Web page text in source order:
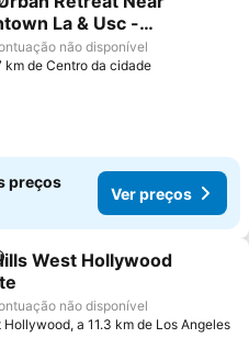
aos favoritos
La & Usc -
Location!não disponível
km de Centro da cidade
preços
Ver preços
aos favoritos
West Hollywood
não disponível
Hollywood, a 11.3 km de Los Angeles